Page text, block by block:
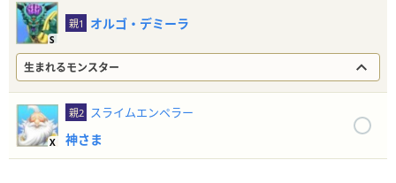
ビッグももんじ
ゃ
【甘味楼の魔界】上級
ミミック 【甘味楼の魔界】上級
ブルーイーター
【甘味楼の魔界】上級
S
親1 オルゴ・デミーラ
生まれるモンスター
X
親2 スライムエンペラー
神さま